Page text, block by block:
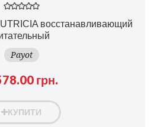
восстанавливающий
Payot
грн.
КУПИТИ